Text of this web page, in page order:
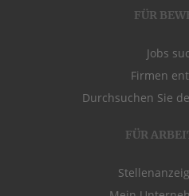
FÜR
Jobs
Firmen
Durchsuchen Sie
FÜR